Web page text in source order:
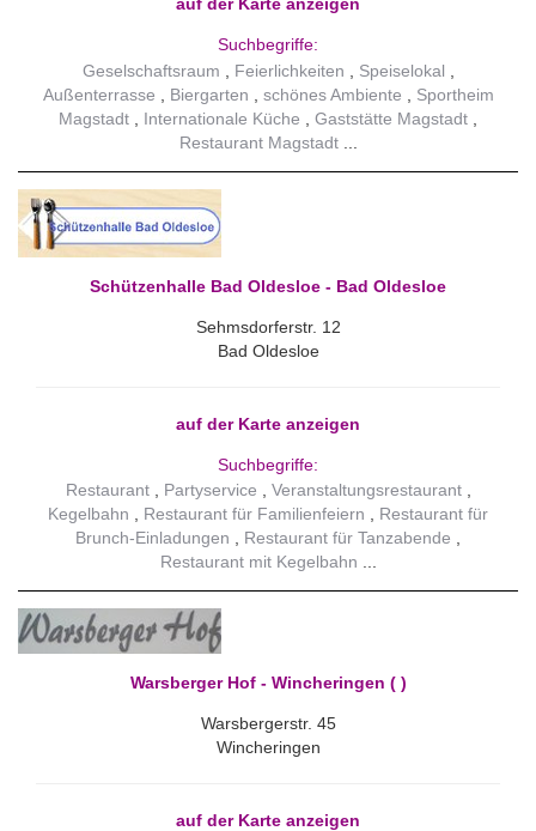
Suchbegriffe:
Geselschaftsraum
Feierlichkeiten
Speiselokal
Außenterrasse
Biergarten schönes Ambiente
Sportheim
Magstadt
Internationale Küche
Gaststätte Magstadt
Restaurant Magstadt
Schützenhalle Bad Oldesloe - Bad Oldesloe
Sehmsdorferstr. 12
Bad Oldesloe
auf der Karte anzeigen
Suchbegriffe:
Restaurant
Partyservice
Veranstaltungsrestaurant
Kegelbahn
Restaurant für Familienfeiern
Restaurant für
Brunch-Einladungen
Restaurant für Tanzabende
Restaurant mit Kegelbahn
Warsberger Hof - Wincheringen ( )
Warsbergerstr. 45
Wincheringen
auf der Karte anzeigen